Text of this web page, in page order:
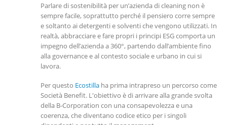
Parlare di sostenibilità per un’azienda di cleaning non è
sempre facile, soprattutto perché il pensiero corre sempre
e soltanto ai detergenti e solventi che vengono utilizzati. In
realtà, abbracciare e fare propri i principi ESG comporta un
impegno dell’azienda a 360°, partendo dall’ambiente fino
alla governance e al contesto sociale e urbano in cui si
lavora.
Per questo Ecostilla ha prima intrapreso un percorso come
Società Benefit. L'obiettivo è di arrivare alla grande svolta
della B-Corporation con una consapevolezza e una
coerenza, che diventano codice etico per i singoli